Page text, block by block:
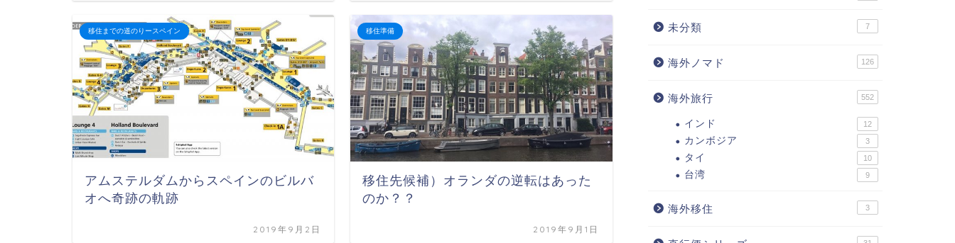
移住までの道のりースペイン
アムステルダムからスペインのビルバ
オへ奇跡の軌跡
2019年9月2日
移住準備
移住先候補）オランダの逆転はあった
のか？？
2019年9月1日
未分類 7
海外ノマド 126
海外旅行 552
インド 12
カンボジア 3
タイ 10
台湾 9
海外移住 3